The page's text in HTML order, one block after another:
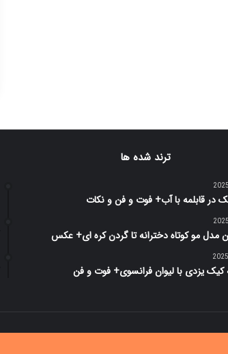
ترند شده ها
در قابلمه با آب+ فوت و فن و نکات
کیک یزدی با لیوان فرانسوی+ فوت و فن